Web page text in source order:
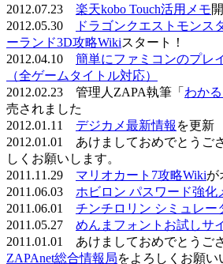
2012.07.23 楽天kobo Touch活用メモ
2012.05.30
ドラゴンクエストモンス
ーランド3D攻略Wikiスタート！
2012.04.10 簡単にファミコンのプレ
（全ゲームタイトル対応）
2012.02.23 管理人ZAPA執筆「 わか
売されました
2012.01.11 デジカメ最新情報 を更新
2012.01.01 あけましておめでとうご
しくお願いします。
2011.11.29 マリオカート7攻略Wikiが
2011.06.03 ホビロン パスワード強化
2011.06.01 チンチロリン シミュレー
2011.05.27 めんまフォントお試しサ
2011.01.01 あけましておめでとうご
ZAPAnet総合情報局をよろしくお願い